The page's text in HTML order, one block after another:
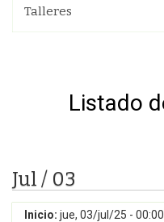
Talleres
Listado
Jul / 03
Inicio: jue, 03/jul/25 -